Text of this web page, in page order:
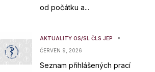
od počátku a...
AKTUALITY OS/SL ČLS JEP •
ČERVEN 9, 2026
Seznam přihlášených prací